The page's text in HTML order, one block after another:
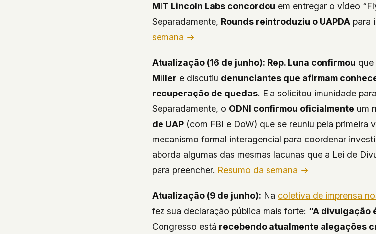
MIT Lincoln Labs concordou em entregar o vídeo
Separadamente, Rounds reintroduziu o UAPDA para
semana →
Atualização (16 de junho): Rep. Luna confirmou
Miller e discutiu denunciantes que afirmam
recuperação de quedas. Ela solicitou imunidade
Separadamente, o ODNI confirmou oficialmente um
de UAP (com FBI e DoW) que se reuniu pela primeira
mecanismo formal interagencial para coordenar
aborda algumas das mesmas lacunas que a Lei de
para preencher. Resumo da semana →
Atualização (9 de junho): Na coletiva de imprensa
fez sua declaração pública mais forte: “A divulgação
Congresso está recebendo atualmente alegações